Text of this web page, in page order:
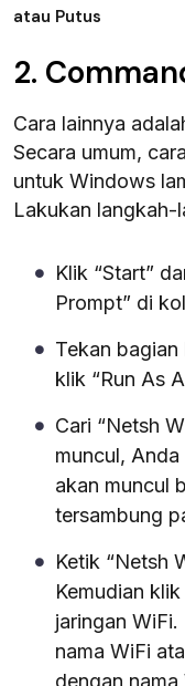
atau Putus
2.
Cara lainnya
Secara umum,
untuk Windows
Lakukan langkah-
Klik “Start”
Prompt” di
Tekan
klik “Run As
Cari “Netsh
muncul, Anda
akan muncul
tersambung
Ketik “Netsh
Kemudian
jaringan
nama WiFi
dengan